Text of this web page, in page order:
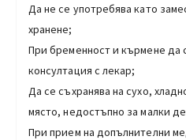
Да не се употребява като
хранене;
При бременност и кърмене да
консултация с лекар;
Да се съхранява на сухо,
място, недостъпно за малки
При прием на допълнителни